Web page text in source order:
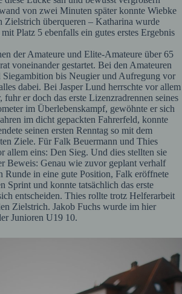
von zwei Minuten später konnte Wiebke
Zielstrich überqueren – Katharina wurde
Platz 5 ebenfalls ein gutes erstes Ergebnis
der Amateure und Elite-Amateure über 65
voneinander gestartet. Bei den Amateuren
bis Neugier und Aufregung vor
dabei. Bei Jasper Lund herrschte vor allem
fuhr er doch das erste Lizenzradrennen seines
im Überlebenskampf, gewöhnte er sich
im dicht gepackten Fahrerfeld, konnte
seinen ersten Renntag so mit dem
Ziele. Für Falk Beuermann und Thies
allem eins: Den Sieg. Und dies stellten sie
Beweis: Genau wie zuvor geplant verhalf
Runde in eine gute Position, Falk eröffnete
Sprint und konnte tatsächlich das erste
entscheiden. Thies rollte trotz Helferarbeit
Zielstrich. Jakob Fuchs wurde im hier
Junioren U19 10.